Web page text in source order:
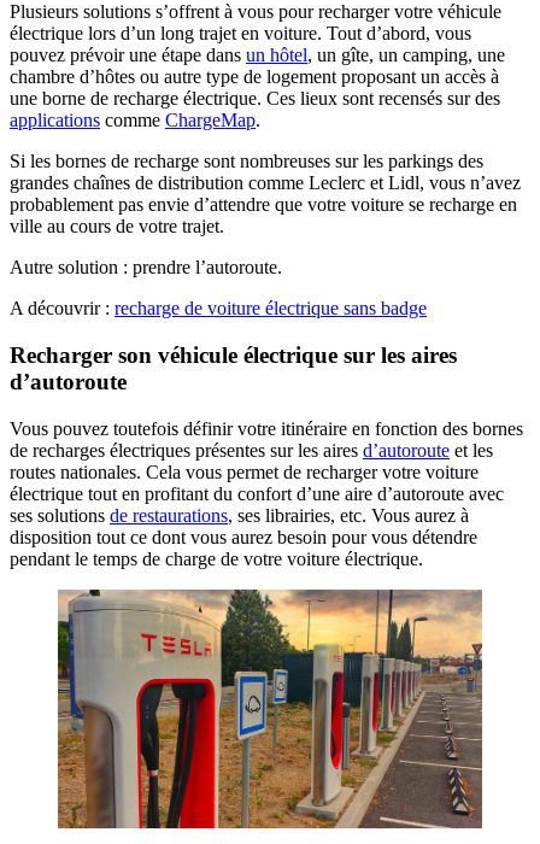
Plusieurs solutions s’offrent à vous pour recharger votre véhicule
électrique lors d’un long trajet en voiture. Tout d’abord, vous
pouvez prévoir une étape dans un hôtel, un gîte, un camping, une
chambre d’hôtes ou autre type de logement proposant un accès à
une borne de recharge électrique. Ces lieux sont recensés sur des
applications comme ChargeMap.
Si les bornes de recharge sont nombreuses sur les parkings des
grandes chaînes de distribution comme Leclerc et Lidl, vous n’avez
probablement pas envie d’attendre que votre voiture se recharge en
ville au cours de votre trajet.
Autre solution : prendre l’autoroute.
A découvrir : recharge de voiture électrique sans badge
Recharger son véhicule électrique sur les aires
d’autoroute
Vous pouvez toutefois définir votre itinéraire en fonction des bornes
de recharges électriques présentes sur les aires d’autoroute et les
routes nationales. Cela vous permet de recharger votre voiture
électrique tout en profitant du confort d’une aire d’autoroute avec
ses solutions de restaurations, ses librairies, etc. Vous aurez à
disposition tout ce dont vous aurez besoin pour vous détendre
pendant le temps de charge de votre voiture électrique.